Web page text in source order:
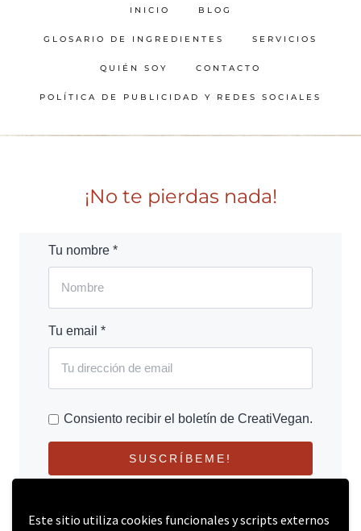
Este sitio utiliza cookies funcionales y scripts externos
INICIO BLOG
GLOSARIO DE INGREDIENTES SERVICIOS
QUIÉN SOY CONTACTO
POLÍTICA DE PUBLICIDAD Y REDES SOCIALES
¡No te pierdas nada!
Tu nombre *
Tu email *
Consiento recibir el boletín de CreatiVegan.
SUSCRÍBEME!